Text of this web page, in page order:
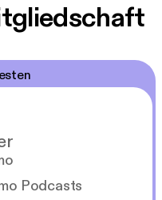
Podcasts